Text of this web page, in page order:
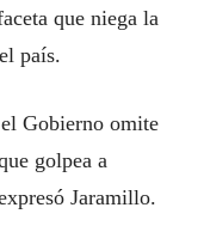
que niega la
país.
Gobierno omite
golpea a
Jaramillo.